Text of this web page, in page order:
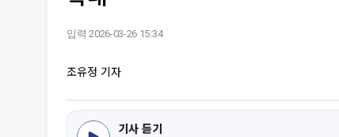
입력 2026-03-26 15:34
조유정 기자
기사 듣기